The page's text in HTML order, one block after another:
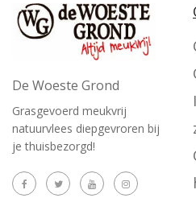
De Woeste Grond
Grasgevoerd meukvrij
natuurvlees diepgevroren bij
je thuisbezorgd!